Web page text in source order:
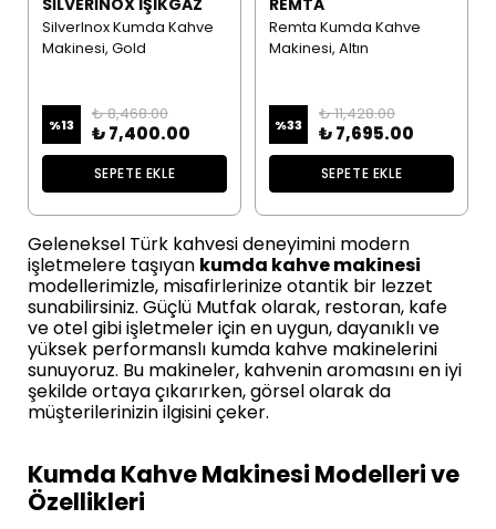
SILVERINOX IŞIKGAZ
SilverInox Kumda Kahve
Makinesi, Gold
%13
₺ 8,468.00
₺ 7,400.00
SEPETE EKLE
REMTA
Remta Kumda Kahve
Makinesi, Altın
%33
₺ 11,428.00
₺ 7,695.00
SEPETE EKLE
Geleneksel Türk kahvesi deneyimini modern
işletmelere taşıyan kumda kahve makinesi
modellerimizle, misafirlerinize otantik bir lezzet
sunabilirsiniz. Güçlü Mutfak olarak, restoran, kafe
ve otel gibi işletmeler için en uygun, dayanıklı ve
yüksek performanslı kumda kahve makinelerini
sunuyoruz. Bu makineler, kahvenin aromasını en iyi
şekilde ortaya çıkarırken, görsel olarak da
müşterilerinizin ilgisini çeker.
Kumda Kahve Makinesi Modelleri ve
Özellikleri